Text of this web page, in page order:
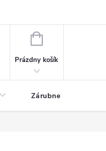
NÁKUPNÝ KOŠÍK
Prázdny košík
Zárubne